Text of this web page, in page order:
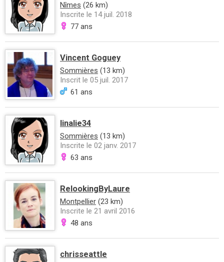
Nîmes (26 km)
Inscrite le 14 juil. 2018
77 ans
Vincent Goguey
Sommières (13 km)
Inscrit le 05 juil. 2017
61 ans
linalie34
Sommières (13 km)
Inscrite le 02 janv. 2017
63 ans
RelookingByLaure
Montpellier (23 km)
Inscrite le 21 avril 2016
48 ans
chrisseattle